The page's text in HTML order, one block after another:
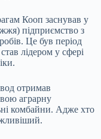
Кооп заснував у
підприємство з
Це був період
лідером у сфері
отримав
аграрну
комбайни. Адже хто